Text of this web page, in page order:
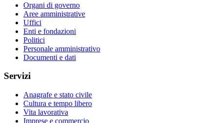
Organi di governo
Aree amministrative
Uffici
Enti e fondazioni
Politici
Personale amministrativo
Documenti e dati
Servizi
Anagrafe e stato civile
Cultura e tempo libero
Vita lavorativa
Imprese e commercio